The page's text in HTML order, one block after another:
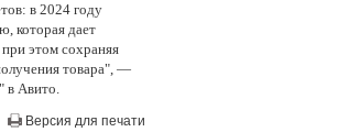
в 2024 году
которая дает
этом сохраняя
товара", —
в Авито.
Версия для печати